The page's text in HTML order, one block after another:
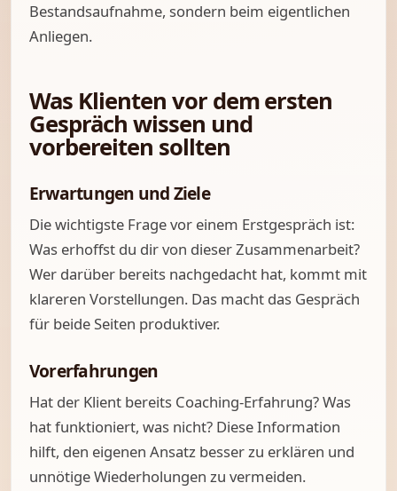
Bestandsaufnahme, sondern beim eigentlichen
Anliegen.
Was Klienten vor dem ersten
Gespräch wissen und
vorbereiten sollten
Erwartungen und Ziele
Die wichtigste Frage vor einem Erstgespräch ist:
Was erhoffst du dir von dieser Zusammenarbeit?
Wer darüber bereits nachgedacht hat, kommt mit
klareren Vorstellungen. Das macht das Gespräch
für beide Seiten produktiver.
Vorerfahrungen
Hat der Klient bereits Coaching-Erfahrung? Was
hat funktioniert, was nicht? Diese Information
hilft, den eigenen Ansatz besser zu erklären und
unnötige Wiederholungen zu vermeiden.